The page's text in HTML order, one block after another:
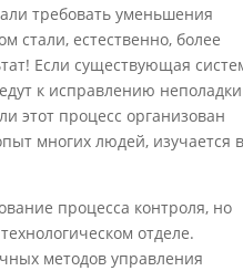
требовать уменьшения
стали, естественно, более
Если существую­щая
к исправлению
этот процесс организован
многих людей, изуча­ется
процесса контроля, но
отделе.
методов управления